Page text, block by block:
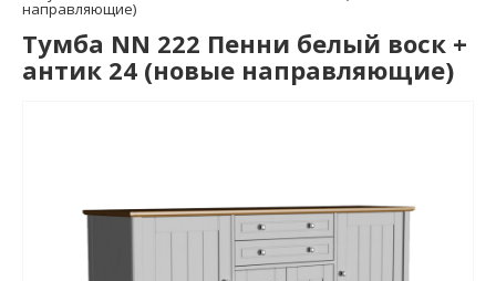
направляющие)
Тумба NN 222 Пенни белый воск +
антик 24 (новые направляющие)